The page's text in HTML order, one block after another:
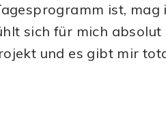
ist, mag
sich für mich
und es gibt mir